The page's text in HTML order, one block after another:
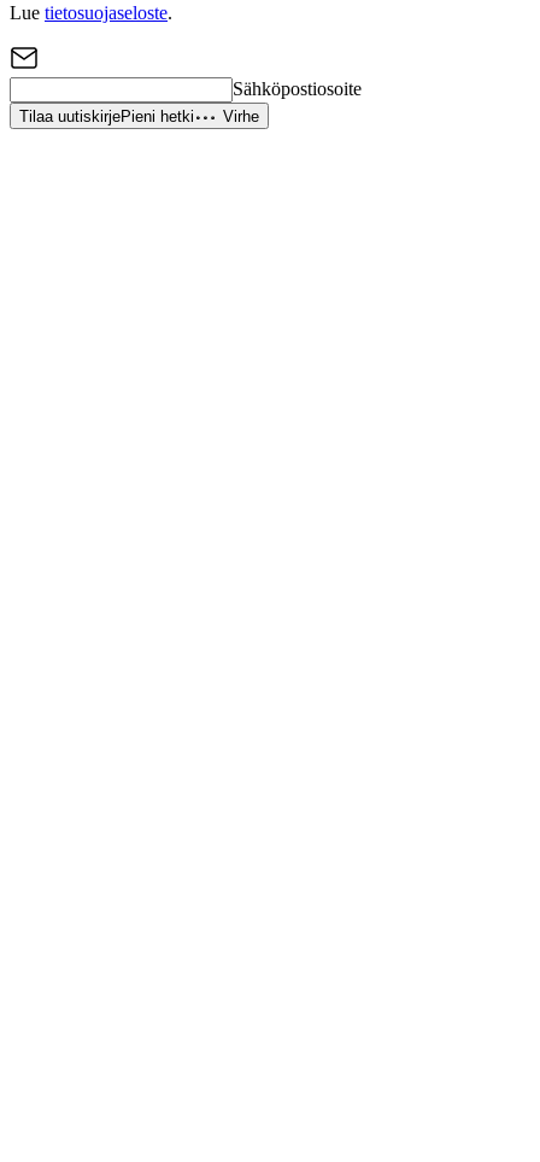
Lue tietosuojaseloste.
Sähköpostiosoite
Tilaa uutiskirjePieni hetki Virhe